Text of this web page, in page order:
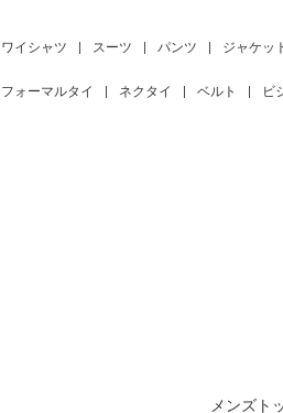
ワイシャツ スーツ パンツ ジャケッ
フォーマルタイ ネクタイ ベルト ビ
メンズト